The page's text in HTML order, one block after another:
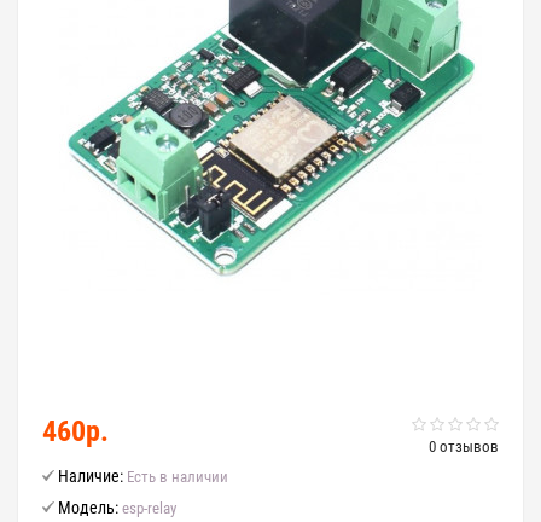
0 отзывов
460р.
Наличие: Есть в наличии
Модель: esp-relay